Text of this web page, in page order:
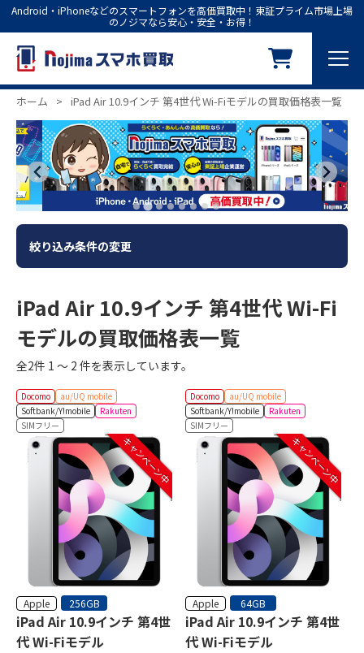
Android・iPhoneなどのスマートフォンを高価買取中！東証プライム市場上場
のノジマなら安心・安全・お得！
ホーム > iPad Air 10.9インチ 第4世代 Wi-Fiモデルの買取価格表一覧
絞り込み条件の変更
iPad Air 10.9インチ 第4世代 Wi-Fi
モデルの買取価格表一覧
全2件 1 ～ 2 件を表示しています。
Docomo
au/UQ mobile
Softbank/Y!mobile
Rakuten
SIMフリー
キャンペーン中
Apple 256GB
iPad Air 10.9インチ 第4世
代 Wi-Fiモデル
Docomo
au/UQ mobile
Softbank/Y!mobile
Rakuten
SIMフリー
キャンペーン中
Apple 64GB
iPad Air 10.9インチ 第4世
代 Wi-Fiモデル